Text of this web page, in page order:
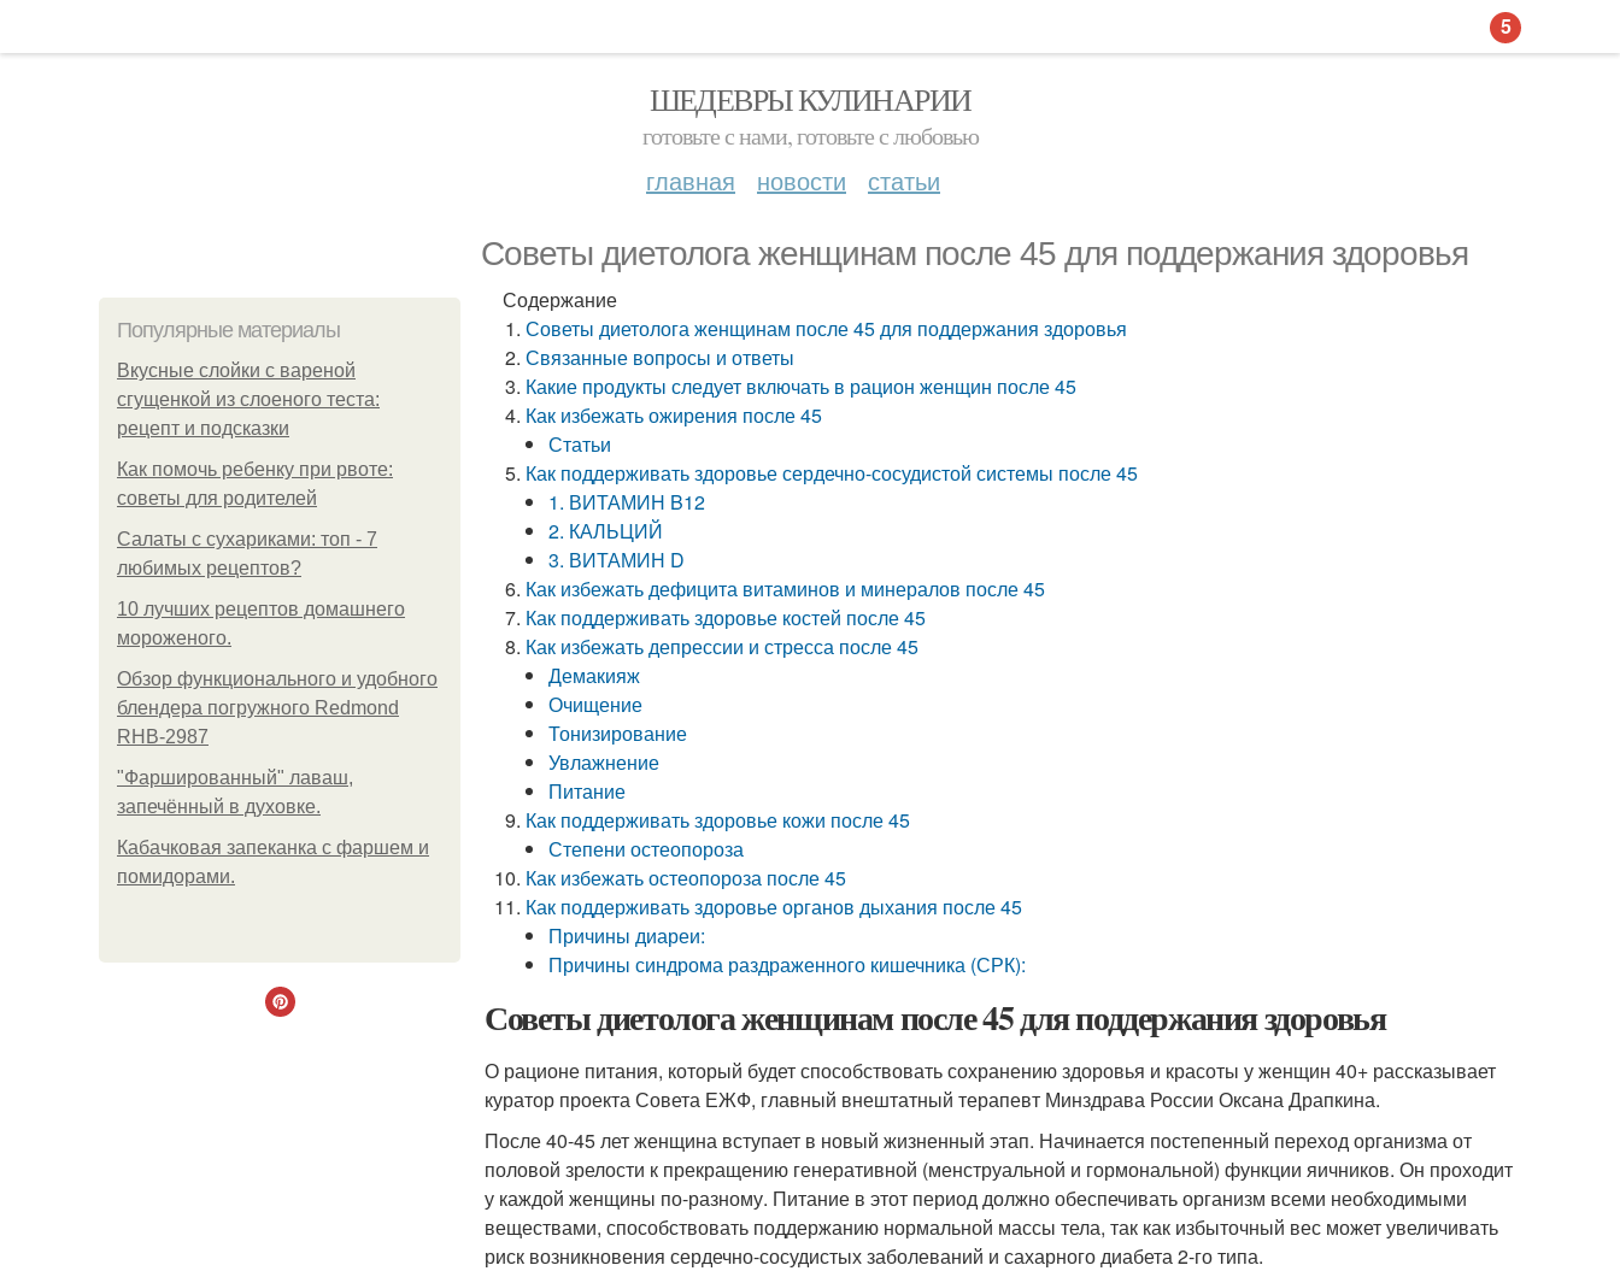
ШЕДЕВРЫ КУЛИНАРИИ
готовьте с нами, готовьте с любовью
главная новости статьи
Советы диетолога женщинам после 45 для поддержания здоровья
Популярные материалы
Вкусные слойки с вареной
сгущенкой из слоеного теста:
рецепт и подсказки
Как помочь ребенку при рвоте:
советы для родителей
Салаты с сухариками: топ - 7
любимых рецептов?
10 лучших рецептов домашнего
мороженого.
Обзор функционального и удобного
блендера погружного Redmond
RHB-2987
"Фаршированный" лаваш,
запечённый в духовке.
Кабачковая запеканка с фаршем и
помидорами.
Содержание
Советы диетолога женщинам после 45 для поддержания здоровья
Связанные вопросы и ответы
Какие продукты следует включать в рацион женщин после 45
Как избежать ожирения после 45
Статьи
Как поддерживать здоровье сердечно-сосудистой системы после 45
1. ВИТАМИН B12
2. КАЛЬЦИЙ
3. ВИТАМИН D
Как избежать дефицита витаминов и минералов после 45
Как поддерживать здоровье костей после 45
Как избежать депрессии и стресса после 45
Демакияж
Очищение
Тонизирование
Увлажнение
Питание
Как поддерживать здоровье кожи после 45
Степени остеопороза
Как избежать остеопороза после 45
Как поддерживать здоровье органов дыхания после 45
Причины диареи:
Причины синдрома раздраженного кишечника (СРК):
Советы диетолога женщинам после 45 для поддержания здоровья
О рационе питания, который будет способствовать сохранению здоровья и красоты у женщин 40+ рассказывает
куратор проекта Совета ЕЖФ, главный внештатный терапевт Минздрава России Оксана Драпкина.
После 40-45 лет женщина вступает в новый жизненный этап. Начинается постепенный переход организма от
половой зрелости к прекращению генеративной (менструальной и гормональной) функции яичников. Он проходит
у каждой женщины по-разному. Питание в этот период должно обеспечивать организм всеми необходимыми
веществами, способствовать поддержанию нормальной массы тела, так как избыточный вес может увеличивать
риск возникновения сердечно-сосудистых заболеваний и сахарного диабета 2-го типа.
5